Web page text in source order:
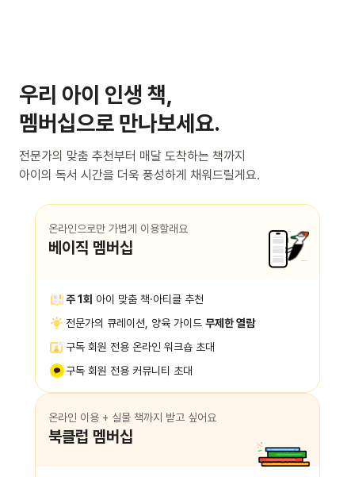
우리 아이 인생 책,
멤버십으로 만나보세요.
전문가의 맞춤 추천부터 매달 도착하는 책까지
아이의 독서 시간을 더욱 풍성하게 채워드릴게요.
온라인으로만 가볍게 이용할래요
베이직 멤버십
주 1회 아이 맞춤 책·아티클 추천
전문가의 큐레이션, 양육 가이드 무제한 열람
구독 회원 전용 온라인 워크숍 초대
구독 회원 전용 커뮤니티 초대
온라인 이용 + 실물 책까지 받고 싶어요
북클럽 멤버십